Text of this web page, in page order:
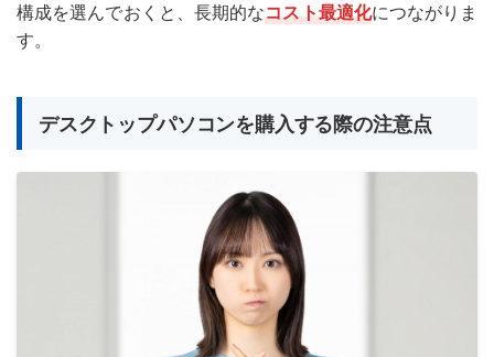
構成を選んでおくと、長期的なコスト最適化につながりま
す。
デスクトップパソコンを購入する際の注意点